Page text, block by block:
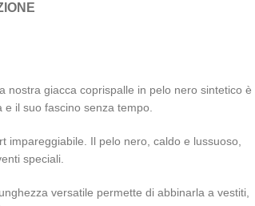
nostra giacca coprispalle in pelo nero sintetico è
il suo fascino senza tempo.
impareggiabile. Il pelo nero, caldo e lussuoso,
speciali.
versatile permette di abbinarla a vestiti,